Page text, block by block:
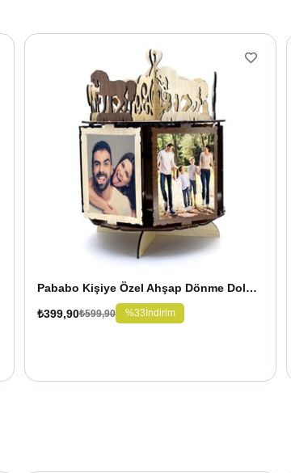
Pababo Kişiye Özel Ahşap Dönme Dolap Atlı Karınca Çerçeveler
₺399,90₺599,90 %33 İndirim